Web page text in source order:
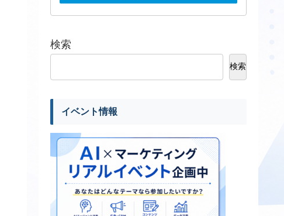
検索
検索
イベント情報